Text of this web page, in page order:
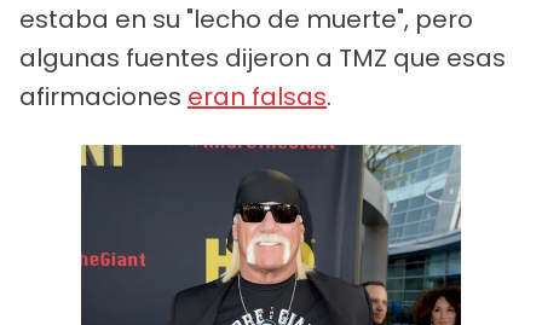
estaba en su "lecho de muerte", pero
algunas fuentes dijeron a TMZ que esas
afirmaciones eran falsas.